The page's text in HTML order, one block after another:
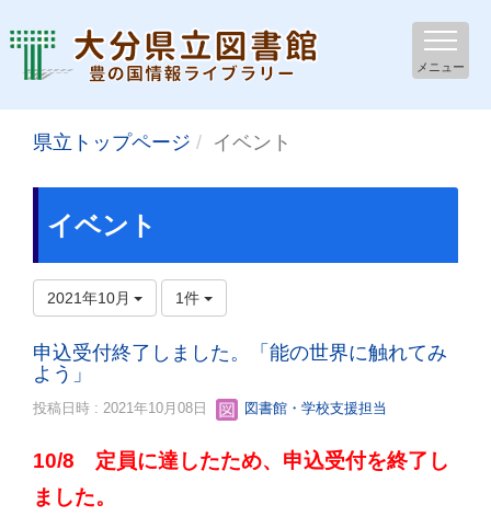
メニュー
県立トップページ イベント
イベント
2021年10月 1件
申込受付終了しました。「能の世界に触れてみ
よう」
投稿日時 : 2021年10月08日 図書館・学校支援担当
10/8 定員に達したため、申込受付を終了し
ました。